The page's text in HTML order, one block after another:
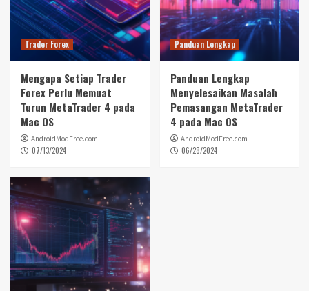
Trader Forex
Mengapa Setiap Trader
Forex Perlu Memuat
Turun MetaTrader 4 pada
Mac OS
AndroidModFree.com
07/13/2024
Panduan Lengkap
Panduan Lengkap
Menyelesaikan Masalah
Pemasangan MetaTrader
4 pada Mac OS
AndroidModFree.com
06/28/2024